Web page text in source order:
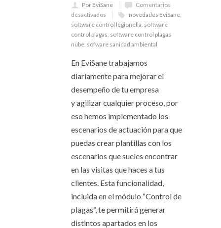
Por EviSane
Comentarios
desactivados
novedades EviSane
software control legionella software
control plagas software control plagas
nube sofware sanidad ambiental
En EviSane trabajamos
diariamente para mejorar el
desempeño de tu empresa
y agilizar cualquier proceso, por
eso hemos implementado los
escenarios de actuación para que
puedas crear plantillas con los
escenarios que sueles encontrar
en las visitas que haces a tus
clientes. Esta funcionalidad,
incluida en el módulo “Control de
plagas“, te permitirá generar
distintos apartados en los